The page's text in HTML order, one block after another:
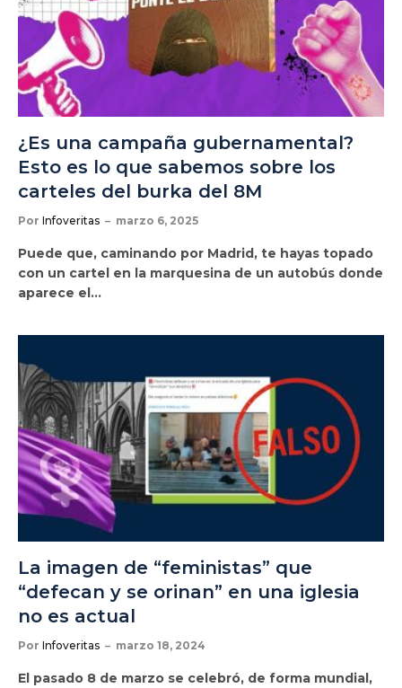
¿Es una campaña gubernamental?
Esto es lo que sabemos sobre los
carteles del burka del 8M
Por Infoveritas marzo 6, 2025
Puede que, caminando por Madrid, te hayas topado
con un cartel en la marquesina de un autobús donde
aparece el…
La imagen de “feministas” que
“defecan y se orinan” en una iglesia
no es actual
Por Infoveritas marzo 18, 2024
El pasado 8 de marzo se celebró, de forma mundial,